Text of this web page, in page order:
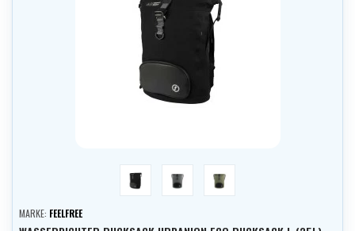
Schwarz Grau Olive
MARKE: FEELFREE